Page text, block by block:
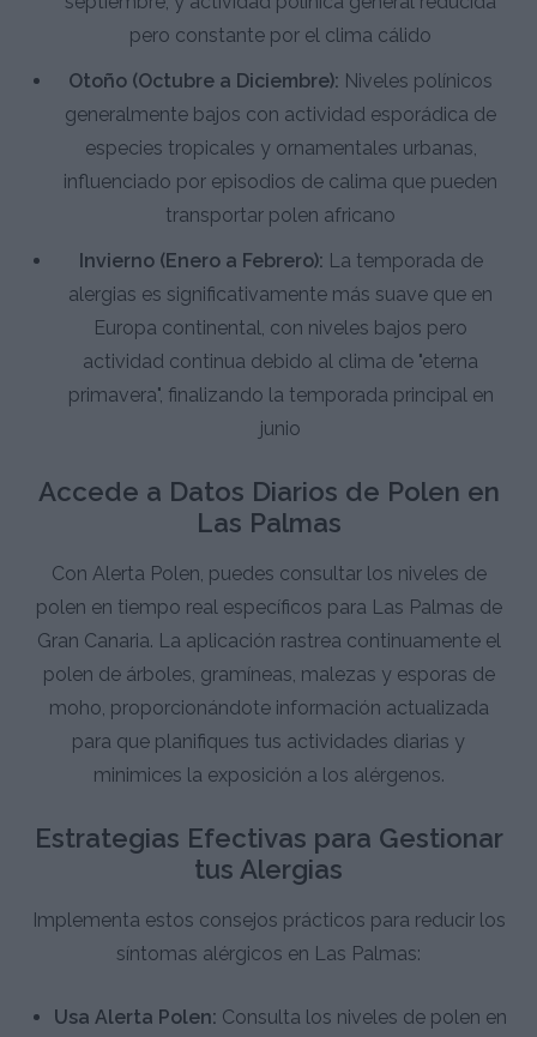
pero constante por el clima cálido
Otoño (Octubre a Diciembre): Niveles polínicos
generalmente bajos con actividad esporádica de
especies tropicales y ornamentales urbanas,
influenciado por episodios de calima que pueden
transportar polen africano
Invierno (Enero a Febrero): La temporada de
alergias es significativamente más suave que en
Europa continental, con niveles bajos pero
actividad continua debido al clima de "eterna
primavera", finalizando la temporada principal en
junio
Accede a Datos Diarios de Polen en
Las Palmas
Con Alerta Polen, puedes consultar los niveles de
polen en tiempo real específicos para Las Palmas de
Gran Canaria. La aplicación rastrea continuamente el
polen de árboles, gramíneas, malezas y esporas de
moho, proporcionándote información actualizada
para que planifiques tus actividades diarias y
minimices la exposición a los alérgenos.
Estrategias Efectivas para Gestionar
tus Alergias
Implementa estos consejos prácticos para reducir los
síntomas alérgicos en Las Palmas:
Usa Alerta Polen: Consulta los niveles de polen en